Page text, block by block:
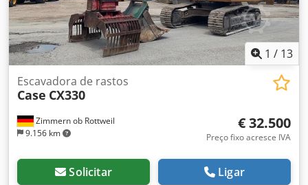
1 / 13
Zimmern ob Rottweil
9.156 km
Escavadora de rastos
Case CX330
€ 32.500
Preço fixo acresce IVA
Solicitar Ligar